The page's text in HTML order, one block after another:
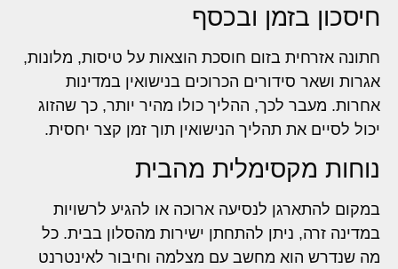
חיסכון בזמן ובכסף
חתונה אזרחית בזום חוסכת הוצאות על טיסות, מלונות,
אגרות ושאר סידורים הכרוכים בנישואין במדינות
אחרות. מעבר לכך, ההליך כולו מהיר יותר, כך שהזוג
יכול לסיים את תהליך הנישואין תוך זמן קצר יחסית.
נוחות מקסימלית מהבית
במקום להתארגן לנסיעה ארוכה או להגיע לרשויות
במדינה זרה, ניתן להתחתן ישירות מהסלון בבית. כל
מה שנדרש הוא מחשב עם מצלמה וחיבור לאינטרנט